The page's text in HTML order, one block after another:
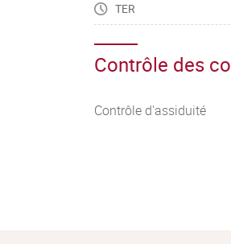
TER
Contrôle des
Contrôle d'assiduité